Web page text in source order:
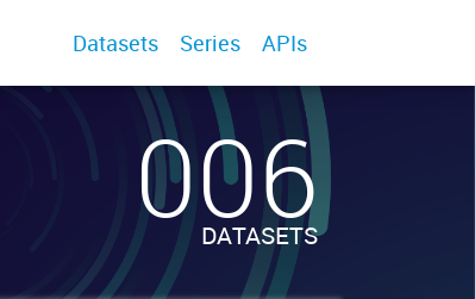
Datasets Series APIs
006
DATASETS